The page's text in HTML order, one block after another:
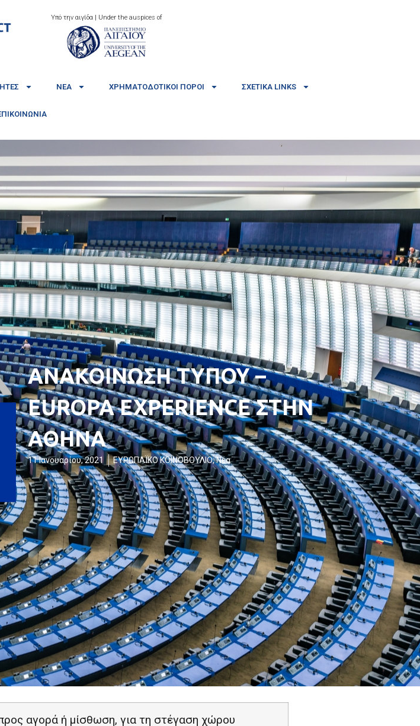
Υπό την αιγίδα | Under the auspices of
ΝΈΑ ΧΡΗΜΑΤΟΔΟΤΙΚΟΊ ΠΌΡΟΙ ΣΧΕΤΙΚΆ LINKS
ΑΝΑΚΟΙΝΩΣΗ ΤΥΠΟΥ –
EUROPA EXPERIENCE ΣΤΗΝ
ΑΘΗΝΑ
11 Ιανουαρίου, 2021 ΕΥΡΩΠΑΪΚΟ ΚΟΙΝΟΒΟΥΛΙΟ,Νέα
αγορά ή μίσθωση, για τη στέγαση χώρου